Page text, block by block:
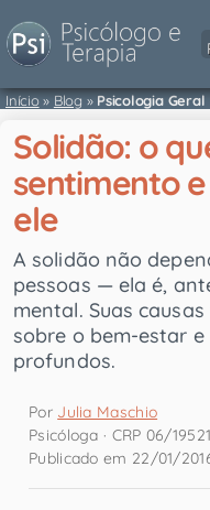
Início» Blog»Psicologia Geral
Solidão: o
sentimento
ele
A solidão não
pessoas — ela é,
mental. Suas
sobre o bem-estar
profundos.
Por Julia Maschio
Psicóloga · CRP 06/
Publicado em 22/01/